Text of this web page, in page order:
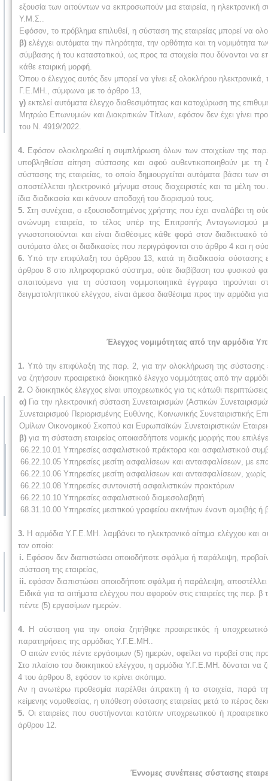
εξουσία των αιτούντων να εκπροσωπούν μια εταιρεία, η ηλεκτρονική
Υ.Μ.Σ..
Εφόσον, το πρόβλημα επιλυθεί, η σύσταση της εταιρείας μπορεί να
β) ελέγχει αυτόματα την πληρότητα, την ορθότητα και τη νομιμότητα
σύμβασης ή του καταστατικού, ως προς τα στοιχεία που δύνανται να
κάθε εταιρική μορφή.
Όπου ο έλεγχος αυτός δεν μπορεί να γίνει εξ ολοκλήρου ηλεκτρονικά,
Γ.Ε.ΜΗ., σύμφωνα με το άρθρο 13,
γ) εκτελεί αυτόματα έλεγχο διαθεσιμότητας και κατοχύρωση της
Μητρώο Επωνυμιών και Διακριτικών Τίτλων, εφόσον δεν έχει γίνει
του Ν. 4919/2022.
4. Εφόσον ολοκληρωθεί η συμπλήρωση όλων των στοιχείων της παρ.
υποβληθείσα αίτηση σύστασης και αφού αυθεντικοποιηθούν με
σύστασης της εταιρείας, το οποίο δημιουργείται αυτόματα βάσει
αποστέλλεται ηλεκτρονικό μήνυμα στους διαχειριστές και τα μέλη
ίδια διαδικασία και κάνουν αποδοχή του διορισμού τους.
5. Στη συνέχεια, ο εξουσιοδοτημένος χρήστης που έχει αναλάβει τη
ανώνυμη εταιρεία, το τέλος υπέρ της Επιτροπής Ανταγωνισμού
γνωστοποιούνται και είναι διαθέσιμες κάθε φορά στον
αυτόματα όλες οι διαδικασίες που περιγράφονται στο άρθρο 4 και η
6.Υπό την επιφύλαξη του άρθρου 13, κατά τη διαδικασία σύστασης
άρθρου 8 στο πληροφοριακό σύστημα, ούτε διαβίβαση του
απαιτούμενα για τη σύσταση νομιμοποιητικά έγγραφα
δειγματοληπτικού ελέγχου, είναι άμεσα διαθέσιμα προς την αρμόδια
Έλεγχος νομιμότητας από την αρμόδια
1. Υπό την επιφύλαξη της παρ. 2, για την ολοκλήρωση της σύστασης
να ζητήσουν προαιρετικά διοικητικό έλεγχο νομιμότητας από την
2. Ο διοικητικός έλεγχος είναι υποχρεωτικός για τις κάτωθι
α) Για την ηλεκτρονική σύσταση Συνεταιρισμών (Αστικών
Συνεταιρισμού Περιορισμένης Ευθύνης, Κοινωνικής
Ομίλων Οικονομικού Σκοπού και Ευρωπαϊκών Συνεταιριστικών
β) για τη σύσταση εταιρείας οποιασδήποτε νομικής μορφής που
66.22.10.01 Υπηρεσίες ασφαλιστικού πράκτορα και ασφαλιστικού
66.22.10.05 Υπηρεσίες μεσίτη ασφαλίσεων και αντασφαλίσεων, με
66.22.10.06 Υπηρεσίες μεσίτη ασφαλίσεων και αντασφαλίσεων,
66.22.10.08 Υπηρεσίες συντονιστή ασφαλιστικών πρακτόρων
66.22.10.10 Υπηρεσίες ασφαλιστικού διαμεσολαβητή
68.31.10.00 Υπηρεσίες μεσιτικού γραφείου ακινήτων έναντι αμοιβής
3. Η αρμόδια Υ.Γ.Ε.ΜΗ. λαμβάνει το ηλεκτρονικό αίτημα ελέγχου και
τον οποίο:
i. Εφόσον δεν διαπιστώσει οποιοδήποτε σφάλμα ή παράλειψη,
σύσταση της εταιρείας,
ii. εφόσον διαπιστώσει οποιοδήποτε σφάλμα ή παράλειψη, αποστέλλει
Ειδικά για τα αιτήματα ελέγχου που αφορούν στις εταιρείες της
πέντε (5) εργασίμων ημερών.
4.
Η σύσταση για την οποία ζητήθηκε προαιρετικός ή
παρατηρήσεις της αρμόδιας Υ.Γ.Ε.ΜΗ..
Ο αιτών εντός πέντε εργάσιμων (5) ημερών, οφείλει να προβεί στις
Στο πλαίσιο του διοικητικού ελέγχου, η αρμόδια Υ.Γ.Ε.ΜΗ. δύναται
4 του άρθρου 8, εφόσον το κρίνει σκόπιμο.
Αν η ανωτέρω προθεσμία παρέλθει άπρακτη ή τα στοιχεία, παρά
κείμενης νομοθεσίας, η υπόθεση σύστασης εταιρείας μετά το πέρας
5. Οι εταιρείες που συστήνονται κατόπιν υποχρεωτικού ή
άρθρου 12.
Έννομες συνέπειες σύστασης